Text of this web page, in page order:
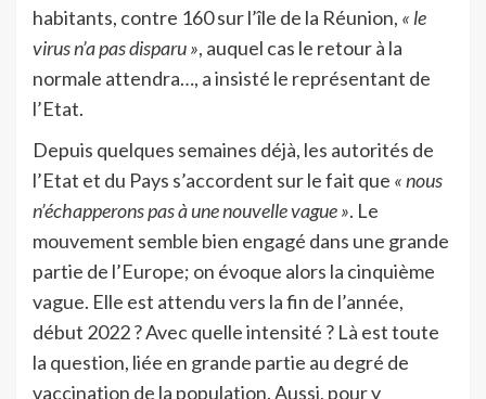
habitants, contre 160 sur l’île de la Réunion, « le
virus n’a pas disparu », auquel cas le retour à la
normale attendra…, a insisté le représentant de
l’Etat.
Depuis quelques semaines déjà, les autorités de
l’Etat et du Pays s’accordent sur le fait que « nous
n’échapperons pas à une nouvelle vague ». Le
mouvement semble bien engagé dans une grande
partie de l’Europe; on évoque alors la cinquième
vague. Elle est attendu vers la fin de l’année,
début 2022 ? Avec quelle intensité ? Là est toute
la question, liée en grande partie au degré de
vaccination de la population. Aussi, pour y